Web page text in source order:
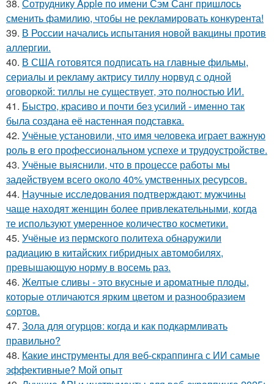
38. Сотруднику Apple по имени Сэм Санг пришлось
сменить фамилию, чтобы не рекламировать конкурента!
39. В России начались испытания новой вакцины против
аллергии.
40. В США готовятся подписать на главные фильмы,
сериалы и рекламу актрису тиллу норвуд с одной
оговоркой: тиллы не существует, это полностью ИИ.
41. Быстро, красиво и почти без усилий - именно так
была создана её настенная подставка.
42. Учёные установили, что имя человека играет важную
роль в его профессиональном успехе и трудоустройстве.
43. Учёные выяснили, что в процессе работы мы
задействуем всего около 40% умственных ресурсов.
44. Научные исследования подтверждают: мужчины
чаще находят женщин более привлекательными, когда
те используют умеренное количество косметики.
45. Учёные из пермского политеха обнаружили
радиацию в китайских гибридных автомобилях,
превышающую норму в восемь раз.
46. Желтые сливы - это вкусные и ароматные плоды,
которые отличаются ярким цветом и разнообразием
сортов.
47. Зола для огурцов: когда и как подкармливать
правильно?
48. Какие инструменты для веб-скраппинга с ИИ самые
эффективные? Мой опыт